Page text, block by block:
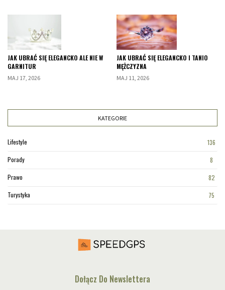
JAK UBRAĆ SIĘ ELEGANCKO ALE NIE W
GARNITUR
MAJ 17, 2026
JAK UBRAĆ SIĘ ELEGANCKO I TANIO
MĘŻCZYZNA
MAJ 11, 2026
KATEGORIE
Lifestyle
136
Porady
8
Prawo
82
Turystyka
75
Dołącz Do Newslettera